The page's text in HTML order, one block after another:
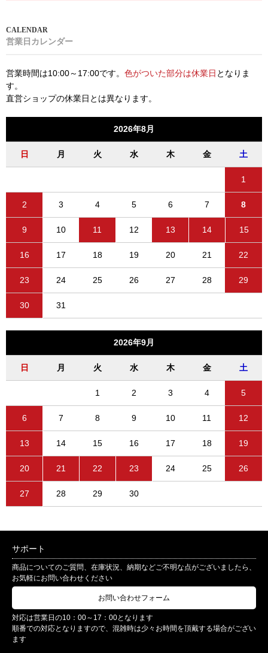
営業日カレンダー
営業時間は10:00～17:00です。 色がついた部分は休業日 となりま
す。
直営ショップの休業日とは異なります。
2026年8月
日 月 火 水 木 金 土
1
2 3 4 5 6 7 8
9 10 11 12 13 14 15
16 17 18 19 20 21 22
23 24 25 26 27 28 29
30 31
2026年9月
日 月 火 水 木 金 土
1 2 3 4 5
6 7 8 9 10 11 12
13 14 15 16 17 18 19
20 21 22 23 24 25 26
27 28 29 30
サポート
商品についてのご質問、在庫状況、納期などご不明な点がございましたら、
お気軽にお問い合わせください
お問い合わせフォーム
対応は営業日の10：00～17：00となります
順番での対応となりますので、混雑時は少々お時間を頂戴する場合がござい
ます